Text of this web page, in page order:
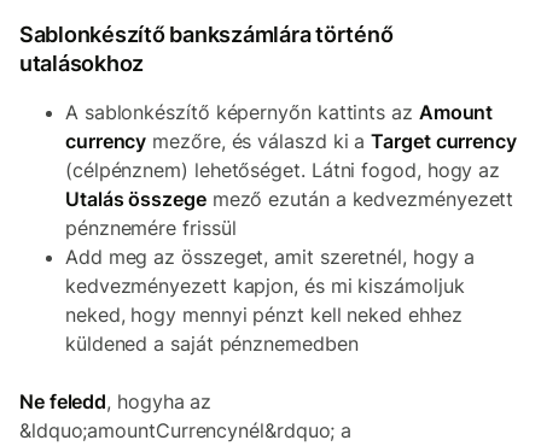
Sablonkészítő bankszámlára történő
utalásokhoz
A sablonkészítő képernyőn kattints az Amount
currency mezőre, és válaszd ki aTarget currency
(célpénznem) lehetőséget. Látni fogod, hogy az
Utalás összegemező ezután a kedvezményezett
pénznemére frissül
Add meg az összeget, amit szeretnél, hogy a
kedvezményezett kapjon, és mi kiszámoljuk
neked, hogy mennyi pénzt kell neked ehhez
küldened a saját pénznemedben
Ne feledd, hogyha az
&ldquo;amountCurrencynél&rdquo; a